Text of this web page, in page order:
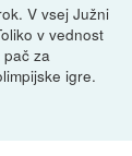
V vsej Južni
v vednost
za
igre.